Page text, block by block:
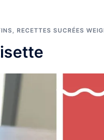
, RECETTES SUCRÉES